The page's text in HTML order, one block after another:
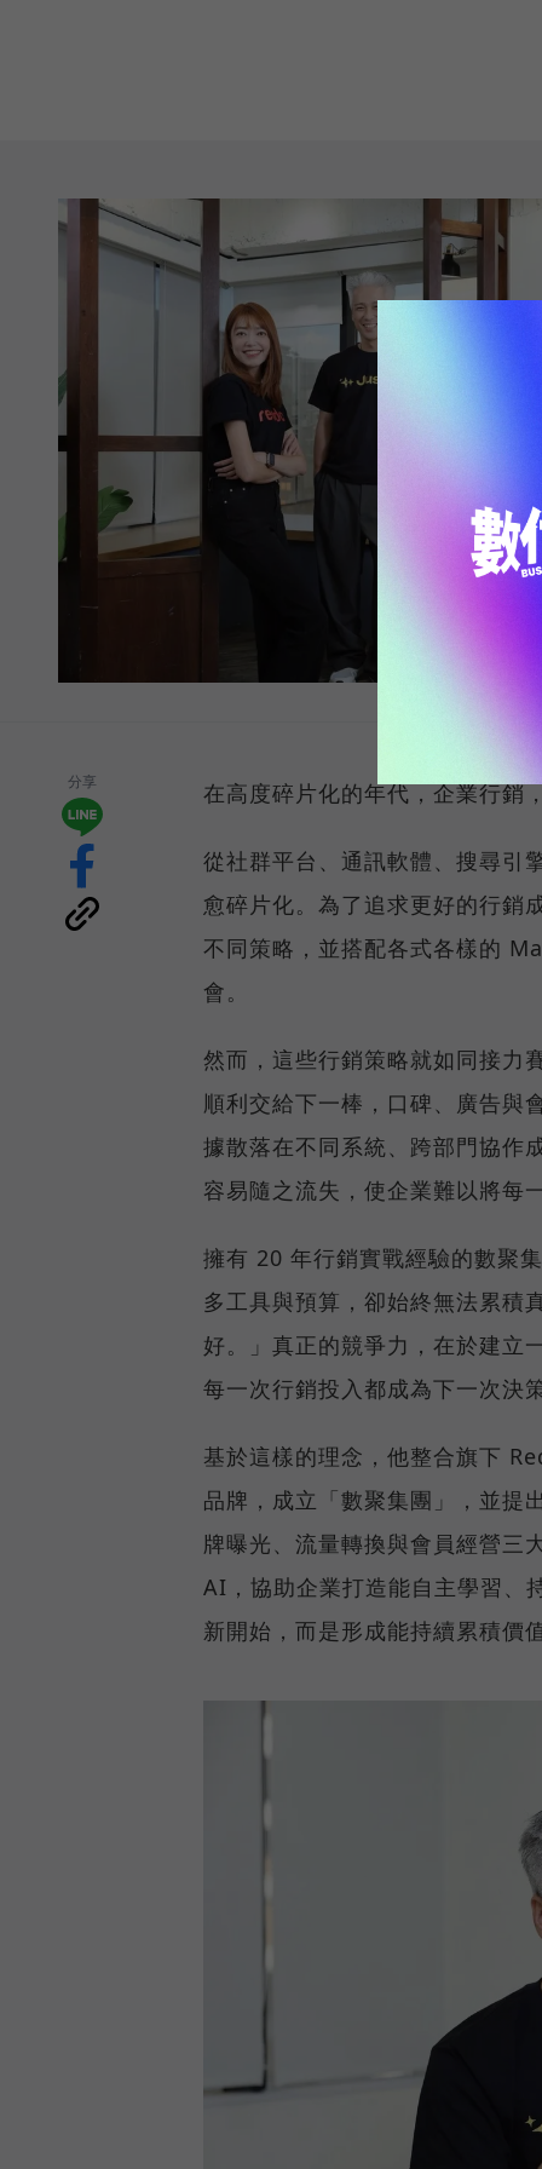
分享 在高度碎片化的年代，企業行銷
從社群平台、通訊軟體、搜尋引
愈碎片化。為了追求更好的行銷
不同策略，並搭配各式各樣的
會。
然而，這些行銷策略就如同接力
順利交給下一棒，口碑、廣告與
據散落在不同系統、跨部門協作
容易隨之流失，使企業難以將每
擁有 20 年行銷實戰經驗的數聚
多工具與預算，卻始終無法累積
好。」真正的競爭力，在於建立
每一次行銷投入都成為下一次決
基於這樣的理念，他整合旗下
品牌，成立「數聚集團」，並提
牌曝光、流量轉換與會員經營三
AI，協助企業打造能自主學習、
新開始，而是形成能持續累積價